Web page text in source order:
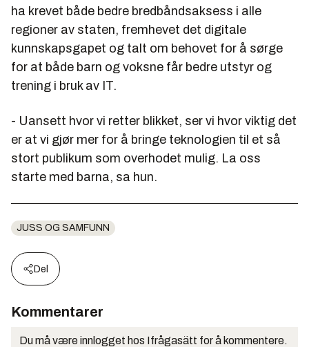
ha krevet både bedre bredbåndsaksess i alle
regioner av staten, fremhevet det digitale
kunnskapsgapet og talt om behovet for å sørge
for at både barn og voksne får bedre utstyr og
trening i bruk av IT.
- Uansett hvor vi retter blikket, ser vi hvor viktig det
er at vi gjør mer for å bringe teknologien til et så
stort publikum som overhodet mulig. La oss
starte med barna, sa hun.
JUSS OG SAMFUNN
Del
Kommentarer
Du må være innlogget hos Ifrågasätt for å kommentere.